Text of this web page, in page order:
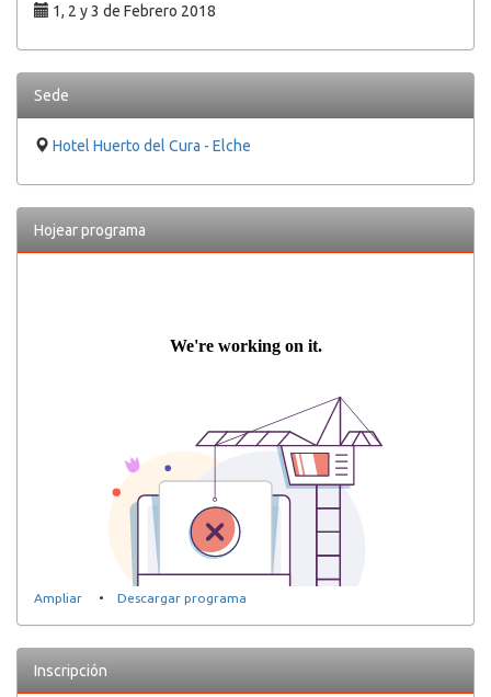
1, 2 y 3 de Febrero 2018
Sede
Hotel Huerto del Cura - Elche
Hojear programa
Ampliar • Descargar programa
Inscripción